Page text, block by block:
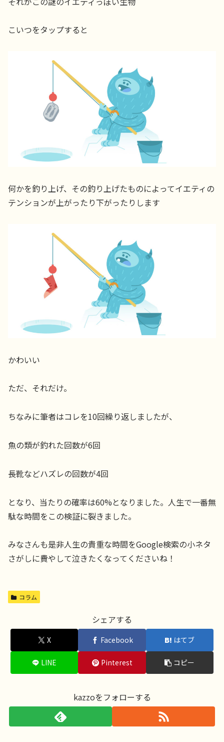
こいつをタップすると
何かを釣り上げ、その釣り上げたものによってイエティの
テンションが上がったり下がったりします
かわいい
ただ、それだけ。
ちなみに筆者はコレを10回繰り返しましたが、
魚の類が釣れた回数が6回
長靴などハズレの回数が4回
となり、当たりの確率は60%となりました。人生で一番無
駄な時間をこの検証に裂きました。
みなさんも是非人生の貴重な時間をGoogle検索の小ネタ
さがしに費やして泣きたくなってくださいね！
コラム
シェアする
X Facebook はてブ
LINE Pinterest コピー
kazzoをフォローする